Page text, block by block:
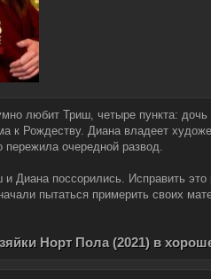
любит Триш, четыре пункта:
к Рождеству. Диана владеет
пережила очередной развод.
и Диана поссорились. Исправить
пытаться примерить своих
Норт Пола (2021) в